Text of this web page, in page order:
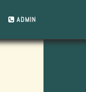
ADMIN